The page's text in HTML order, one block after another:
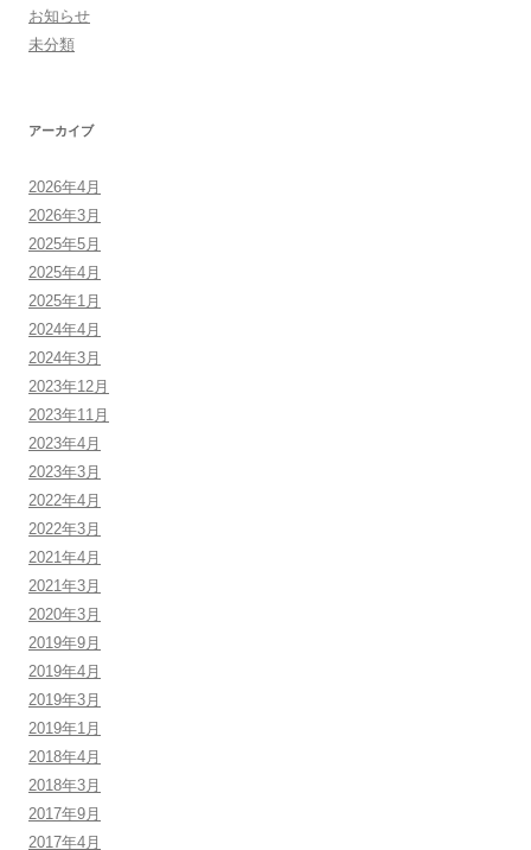
お知らせ
未分類
アーカイブ
2026年4月
2026年3月
2025年5月
2025年4月
2025年1月
2024年4月
2024年3月
2023年12月
2023年11月
2023年4月
2023年3月
2022年4月
2022年3月
2021年4月
2021年3月
2020年3月
2019年9月
2019年4月
2019年3月
2019年1月
2018年4月
2018年3月
2017年9月
2017年4月